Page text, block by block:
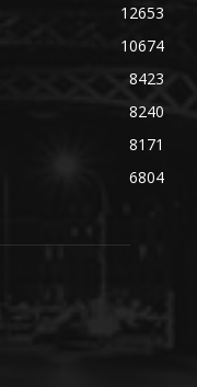
12653
10674
8423
8240
8171
6804